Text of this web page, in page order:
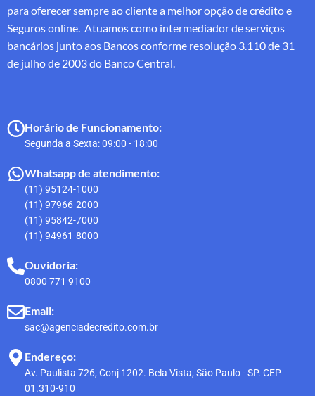
para oferecer sempre ao cliente a melhor opção de crédito e
Seguros online. Atuamos como intermediador de serviços
bancários junto aos Bancos conforme resolução 3.110 de 31
de julho de 2003 do Banco Central.
Horário de Funcionamento:
Segunda a Sexta: 09:00 - 18:00
Whatsapp de atendimento:
(11) 95124-1000
(11) 97966-2000
(11) 95842-7000
(11) 94961-8000
Ouvidoria:
0800 771 9100
Email:
sac@agenciadecredito.com.br
Endereço:
Av. Paulista 726, Conj 1202. Bela Vista, São Paulo - SP. CEP
01.310-910